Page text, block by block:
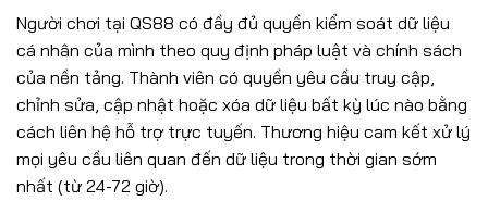
Người chơi tại QS88 có đầy đủ quyền kiểm soát dữ liệu
cá nhân của mình theo quy định pháp luật và chính sách
của nền tảng. Thành viên có quyền yêu cầu truy cập,
chỉnh sửa, cập nhật hoặc xóa dữ liệu bất kỳ lúc nào bằng
cách liên hệ hỗ trợ trực tuyến. Thương hiệu cam kết xử lý
mọi yêu cầu liên quan đến dữ liệu trong thời gian sớm
nhất (từ 24-72 giờ).